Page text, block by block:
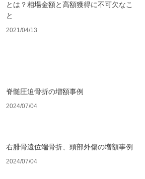
とは？相場金額と高額獲得に不可欠なこ
と
2021/04/13
脊髄圧迫骨折の増額事例
2024/07/04
右腓骨遠位端骨折、頭部外傷の増額事例
2024/07/04